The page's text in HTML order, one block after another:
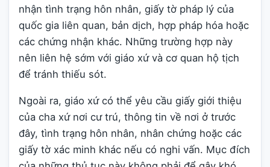
nhận tình trạng hôn nhân, giấy tờ pháp lý của
quốc gia liên quan, bản dịch, hợp pháp hóa hoặc
các chứng nhận khác. Những trường hợp này
nên liên hệ sớm với giáo xứ và cơ quan hộ tịch
để tránh thiếu sót.
Ngoài ra, giáo xứ có thể yêu cầu giấy giới thiệu
của cha xứ nơi cư trú, thông tin về nơi ở trước
đây, tình trạng hôn nhân, nhân chứng hoặc các
giấy tờ xác minh khác nếu có nghi vấn. Mục đích